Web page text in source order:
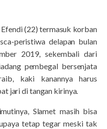
Efendi (22) termasuk korban
peristiwa delapan bulan
2019, sekembali dari
pembegal bersenjata
kaki kanannya harus
jari di tangan kirinya.
Slamet masih bisa
tetap tegar meski tak